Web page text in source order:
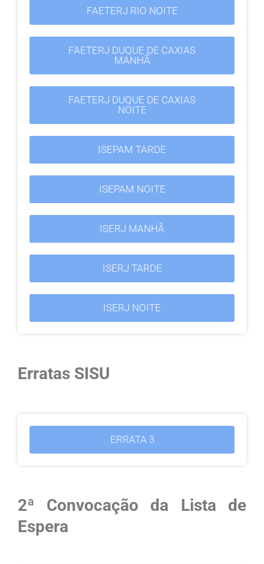
FAETERJ RIO NOITE
FAETERJ DUQUE DE CAXIAS
MANHÃ
FAETERJ DUQUE DE CAXIAS
NOITE
ISEPAM TARDE
ISEPAM NOITE
ISERJ MANHÃ
ISERJ TARDE
ISERJ NOITE
Erratas SISU
ERRATA 3
2ª Convocação da Lista de
Espera